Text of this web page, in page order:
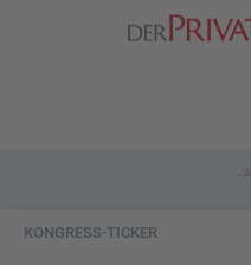
-
KONGRESS-TICKER